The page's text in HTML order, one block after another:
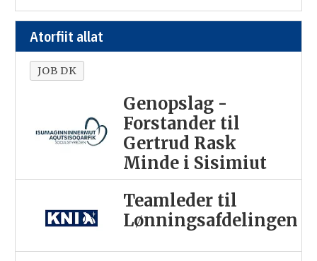
Atorfiit allat
JOB DK
Genopslag -
Forstander til
Gertrud Rask
Minde i Sisimiut
Teamleder til
Lønningsafdelingen